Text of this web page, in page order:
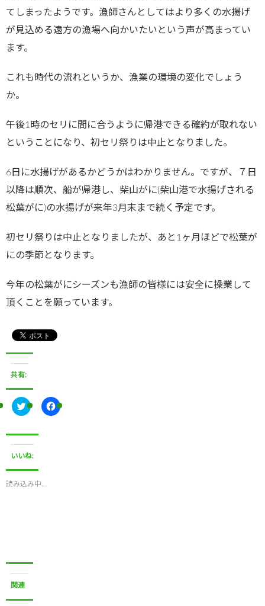
てしまったようです。漁師さんとしてはより多くの水揚げ
が見込める遠方の漁場へ向かいたいという声が高まってい
ます。
これも時代の流れというか、漁業の環境の変化でしょう
か。
午後1時のセリに間に合うように帰港できる確約が取れない
ということになり、初セリ祭りは中止となりました。
6日に水揚げがあるかどうかはわかりません。ですが、７日
以降は順次、船が帰港し、柴山がに(柴山港で水揚げされる
松葉がに)の水揚げが来年3月末まで続く予定です。
初セリ祭りは中止となりましたが、あと1ヶ月ほどで松葉が
にの季節となります。
今年の松葉がにシーズンも漁師の皆様には安全に操業して
頂くことを願っています。
共有:
ク
リ
し
て
T
w
t
t
e
ィ
ン
で
F
a
いいね:
読み込み中…
関連